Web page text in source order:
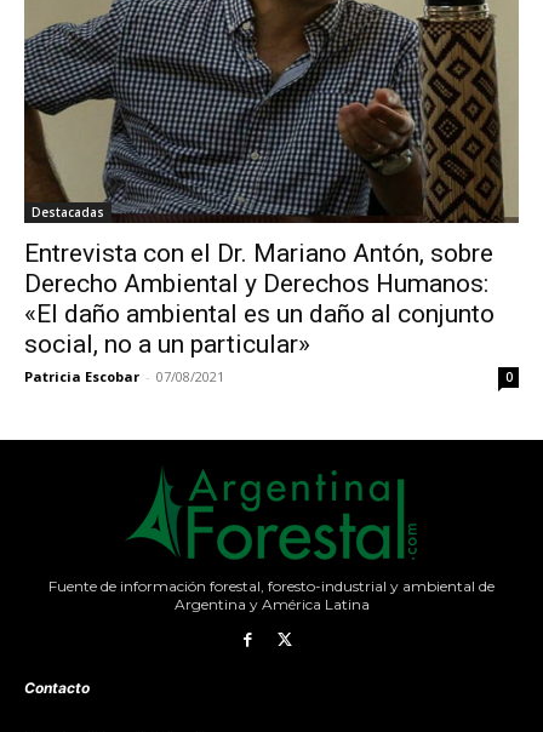
Destacadas
Entrevista con el Dr. Mariano Antón, sobre
Derecho Ambiental y Derechos Humanos:
«El daño ambiental es un daño al conjunto
social, no a un particular»
Patricia Escobar - 07/08/2021 0
Fuente de información forestal, foresto-industrial y ambiental de
Argentina y América Latina
Contacto